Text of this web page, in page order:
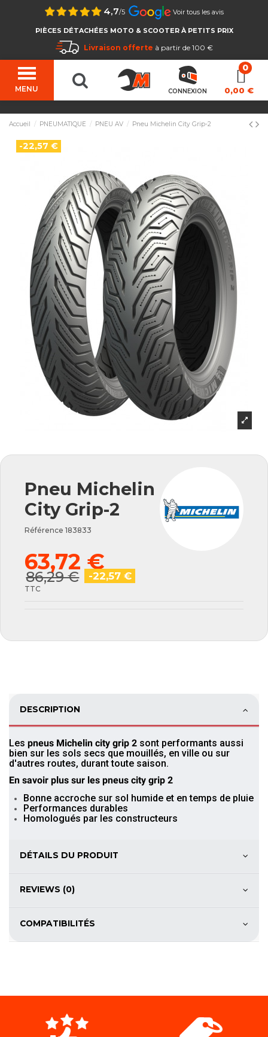
4,7/5 Voir tous les avis
PIÈCES DÉTACHÉES MOTO & SCOOTER À PETITS PRIX
Livraison offerte à partir de 100 €
MENU CONNEXION 0,00 €
Accueil PNEUMATIQUE PNEU AV Pneu Michelin City Grip-2
-22,57 €
Pneu Michelin
City Grip-2
Référence 183833
63,72 €
86,29 € -22,57 €
TTC
DESCRIPTION
Les pneus Michelin city grip 2 sont performants aussi
bien sur les sols secs que mouillés, en ville ou sur
d'autres routes, durant toute saison.
En savoir plus sur les pneus city grip 2
Bonne accroche sur sol humide et en temps de pluie
Performances durables
Homologués par les constructeurs
DÉTAILS DU PRODUIT
REVIEWS (0)
COMPATIBILITÉS